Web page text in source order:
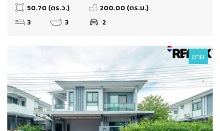
50.70 (ตร.ว.)
200.00 (ตร.ม.)
3
3 2
ขาย